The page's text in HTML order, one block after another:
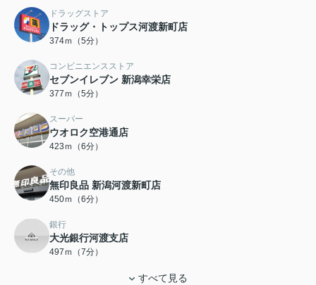
ドラッグストア
ドラッグ・トップス河渡新町店
374ｍ（5分）
コンビニエンスストア
セブンイレブン 新潟幸栄店
377ｍ（5分）
スーパー
ウオロク空港通店
423ｍ（6分）
その他
無印良品 新潟河渡新町店
450ｍ（6分）
銀行
大光銀行河渡支店
497ｍ（7分）
すべて見る